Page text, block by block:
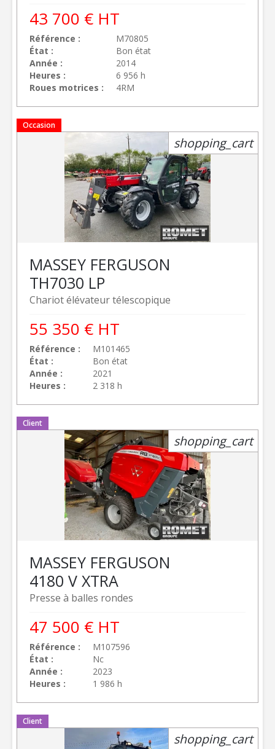
Référence
M70805
État
Bon état
Année
2014
Heures
6 956 h
Roues motrices
4RM
43 700 € HT
Occasion
Chariot élévateur télescopique
MASSEY FERGUSON
TH7030 LP
Référence
M101465
État
Bon état
Année
2021
Heures
2 318 h
55 350 € HT
shopping_cart
Client
Presse à balles rondes
MASSEY FERGUSON
4180 V XTRA
Référence
M107596
État
Nc
Année
2023
Heures
1 986 h
47 500 € HT
shopping_cart
Client
shopping_cart